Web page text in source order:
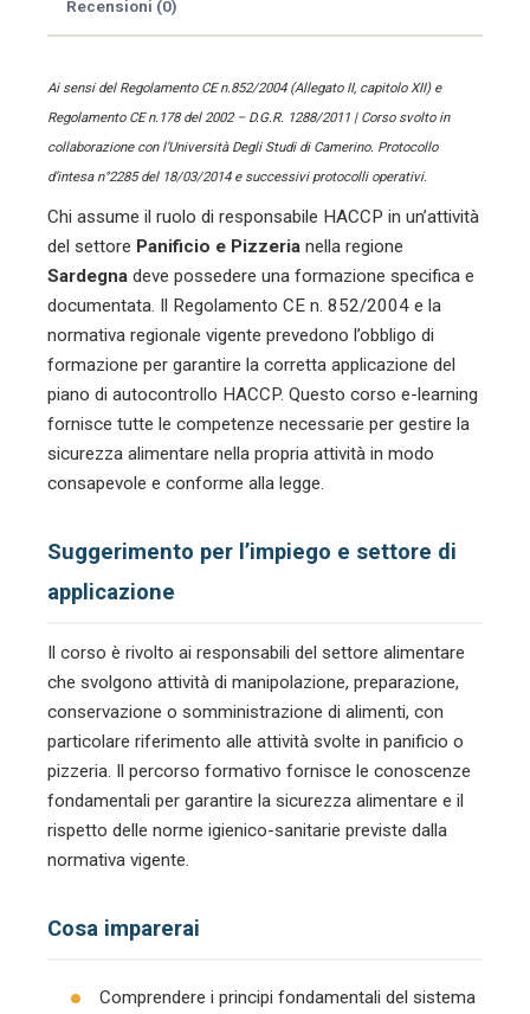
Recensioni (0)
Ai sensi del Regolamento CE n.852/2004 (Allegato II, capitolo XII) e
Regolamento CE n.178 del 2002 – D.G.R. 1288/2011 | Corso svolto in
collaborazione con l’Università Degli Studi di Camerino. Protocollo
d’intesa n°2285 del 18/03/2014 e successivi protocolli operativi.
Chi assume il ruolo di responsabile HACCP in un’attività
del settore Panificio e Pizzeria nella regione
Sardegna deve possedere una formazione specifica e
documentata. Il Regolamento CE n. 852/2004 e la
normativa regionale vigente prevedono l’obbligo di
formazione per garantire la corretta applicazione del
piano di autocontrollo HACCP. Questo corso e-learning
fornisce tutte le competenze necessarie per gestire la
sicurezza alimentare nella propria attività in modo
consapevole e conforme alla legge.
Suggerimento per l’impiego e settore di
applicazione
Il corso è rivolto ai responsabili del settore alimentare
che svolgono attività di manipolazione, preparazione,
conservazione o somministrazione di alimenti, con
particolare riferimento alle attività svolte in panificio o
pizzeria. Il percorso formativo fornisce le conoscenze
fondamentali per garantire la sicurezza alimentare e il
rispetto delle norme igienico-sanitarie previste dalla
normativa vigente.
Cosa imparerai
Comprendere i principi fondamentali del sistema